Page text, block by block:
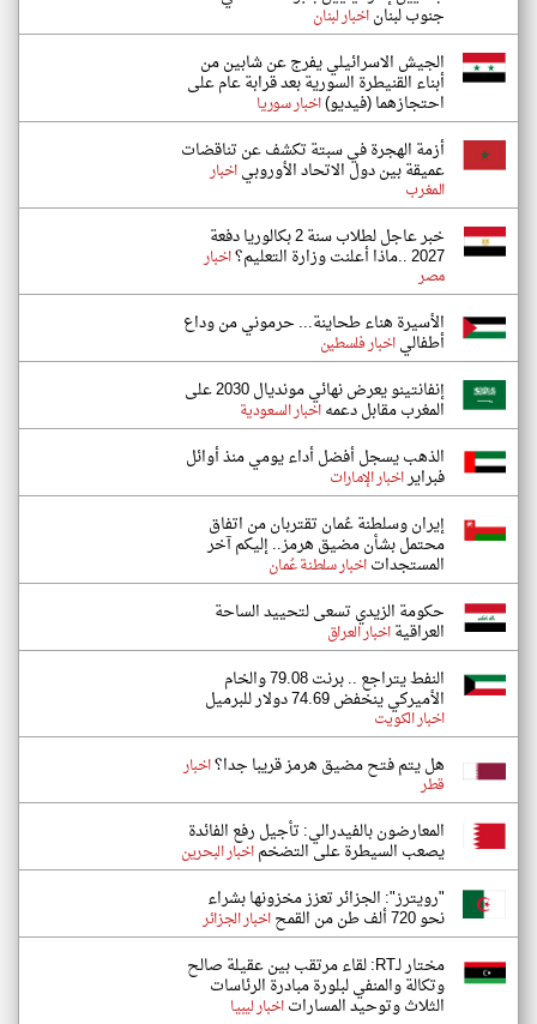
جنوب لبناناخبار لبنان
الجيش الاسرائيلي يفرج عن شابين من
أبناء القنيطرة السورية بعد قرابة عام على
احتجازهما (فيديو)اخبار سوريا
أزمة الهجرة في سبتة تكشف عن تناقضات
عميقة بين دول الاتحاد الأوروبياخبار
المغرب
خبر عاجل لطلاب سنة 2 بكالوريا دفعة
2027 ..ماذا أعلنت وزارة التعليم؟ اخبار
مصر
الأسيرة هناء طحاينة... حرموني من وداع
أطفالياخبار فلسطين
إنفانتينو يعرض نهائي مونديال 2030 على
المغرب مقابل دعمهاخبار السعودية
الذهب يسجل أفضل أداء يومي منذ أوائل
فبرايراخبار الإمارات
إيران وسلطنة عُمان تقتربان من اتفاق
محتمل بشأن مضيق هرمز.. إليكم آخر
المستجداتاخبار سلطنة عُمان
حكومة الزيدي تسعى لتحييد الساحة
العراقيةاخبار العراق
النفط يتراجع .. برنت 79.08 والخام
الأميركي ينخفض 74.69 دولار للبرميل
اخبار الكويت
هل يتم فتح مضيق هرمز قريبا جدا؟اخبار
قطر
المعارضون بالفيدرالي: تأجيل رفع الفائدة
يصعب السيطرة على التضخماخبار البحرين
"رويترز": الجزائر تعزز مخزونها بشراء
نحو 720 ألف طن من القمح اخبار الجزائر
مختار لـRT: لقاء مرتقب بين عقيلة صالح
وتكالة والمنفي لبلورة مبادرة الرئاسات
الثلاث وتوحيد المساراتاخبار ليبيا